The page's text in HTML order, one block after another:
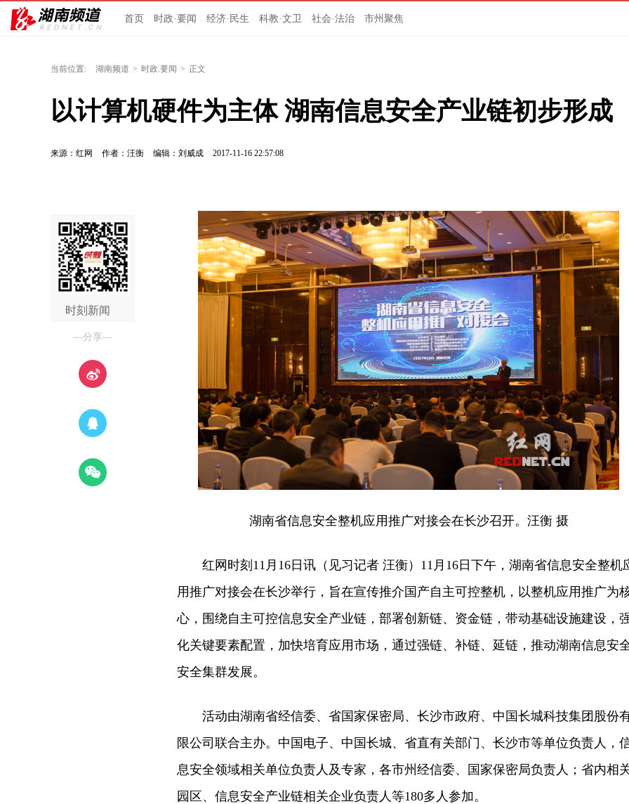
首页 时政·要闻 经济·民生 科教·文卫 社会·法治 市州聚焦
当前位置: 湖南频道 > 时政.要闻 > 正文
以计算机硬件为主体 湖南信息安全产业链初步形成
来源：红网 作者：汪衡 编辑：刘威成 2017-11-16 22:57:08
时刻新闻
—分享—
湖南省信息安全整机应用推广对接会在长沙召开。汪衡 摄
红网时刻11月16日讯（见习记者 汪衡）11月16日下午，湖南省信息安全整机
用推广对接会在长沙举行，旨在宣传推介国产自主可控整机，以整机应用推广为
心，围绕自主可控信息安全产业链，部署创新链、资金链，带动基础设施建设，
化关键要素配置，加快培育应用市场，通过强链、补链、延链，推动湖南信息安
安全集群发展。
活动由湖南省经信委、省国家保密局、长沙市政府、中国长城科技集团股份
限公司联合主办。中国电子、中国长城、省直有关部门、长沙市等单位负责人，
息安全领域相关单位负责人及专家，各市州经信委、国家保密局负责人；省内相
园区、信息安全产业链相关企业负责人等180多人参加。